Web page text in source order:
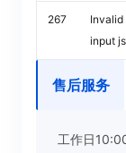
267
Invalid
input
售后服务
工作日